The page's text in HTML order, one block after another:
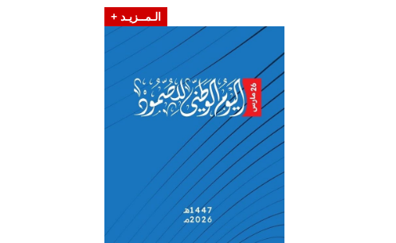
الـمــزيـد +